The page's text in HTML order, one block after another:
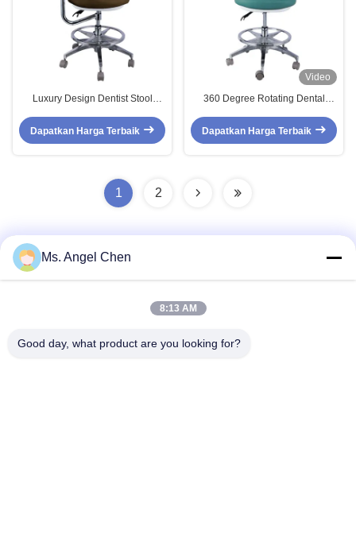
Luxury Design Dentist Stool
Microscope Surgical Stool With
Dapatkan Harga Terbaik
Video
360 Degree Rotating Dental
Dentist Stool With Backrest
Dapatkan Harga Terbaik
1 2
Gedung 4F 22, Taman Industri Shenke (SSIPC), No. 6
Ms. Angel Chen
8:13 AM
Good day, what product are you looking for?